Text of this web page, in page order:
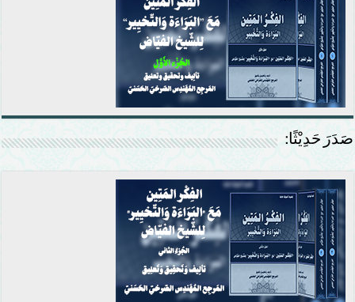
صَدَرَ حَدِيْثًا: